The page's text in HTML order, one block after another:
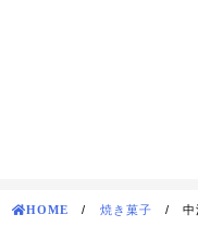
HOME / 焼き菓子 /中